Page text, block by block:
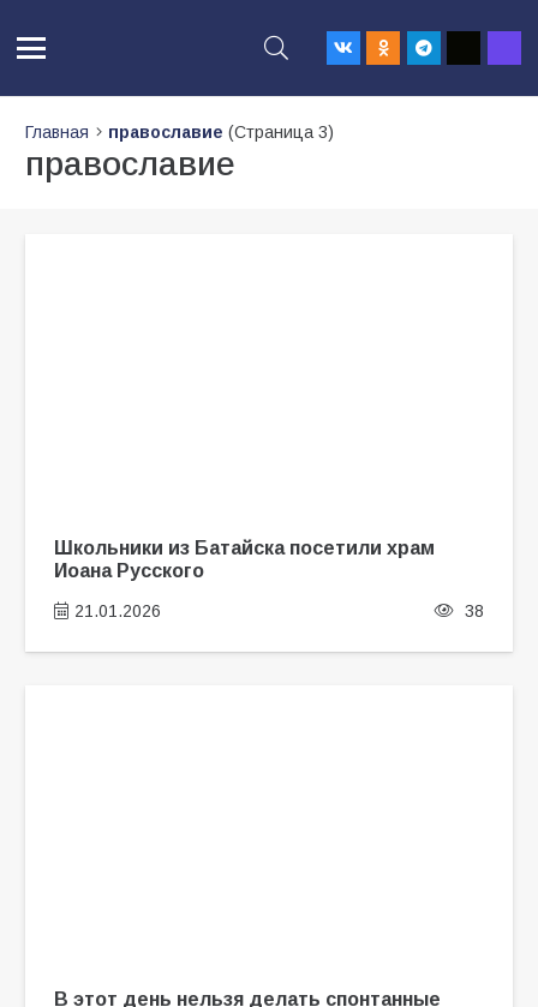
Главная православие (Страница 3)
православие
Школьники из Батайска посетили храм
Иоана Русского
21.01.2026 38
В этот день нельзя делать спонтанные